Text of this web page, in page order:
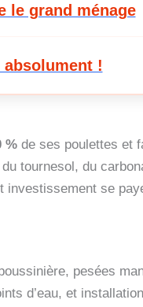
le grand ménage
!
% de ses poulettes et
tournesol, du
investissement se
pesées
d’eau, et